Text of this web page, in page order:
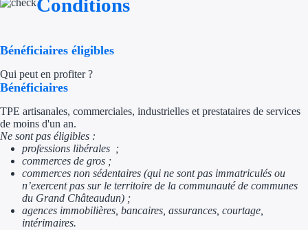
Trouvez des idées de
Ouvrage
Conditions
Bénéficiaires éligibles
Qui peut en profiter ?
Bénéficiaires
TPE artisanales, commerciales, industrielles et prestataires de services
de moins d'un an.
Ne sont pas éligibles :
professions libérales ;
commerces de gros ;
commerces non sédentaires (qui ne sont pas immatriculés ou
n’exercent pas sur le territoire de la communauté de communes
du Grand Châteaudun) ;
agences immobilières, bancaires, assurances, courtage,
intérimaires.